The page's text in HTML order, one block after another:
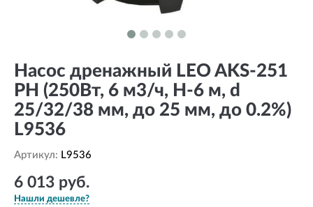
Насос дренажный LEO AKS-251
PH (250Вт, 6 м3/ч, H-6 м, d
25/32/38 мм, до 25 мм, до 0.2%)
L9536
Артикул: L9536
6 013 руб.
Нашли дешевле?